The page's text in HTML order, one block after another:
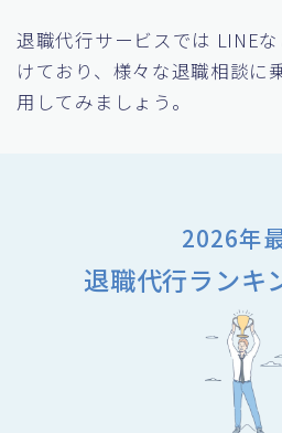
退職代行サービスでは LINE
けており、様々な退職相談に
用してみましょう。
2026年
退職代行ランキ